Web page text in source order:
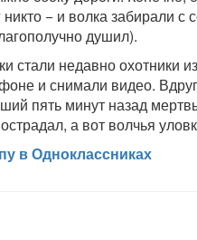
− и волка забирали с
душил).
стали недавно охотники
и снимали видео.
пять минут назад
а вот волчья
в Одноклассниках